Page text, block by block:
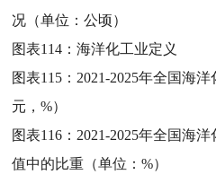
况（单位：公顷）
图表114：海洋化工业定义
图表115： 2021-2025年全国海
元，%）
图表116： 2021-2025年全国海
值中的比重（单位：%）